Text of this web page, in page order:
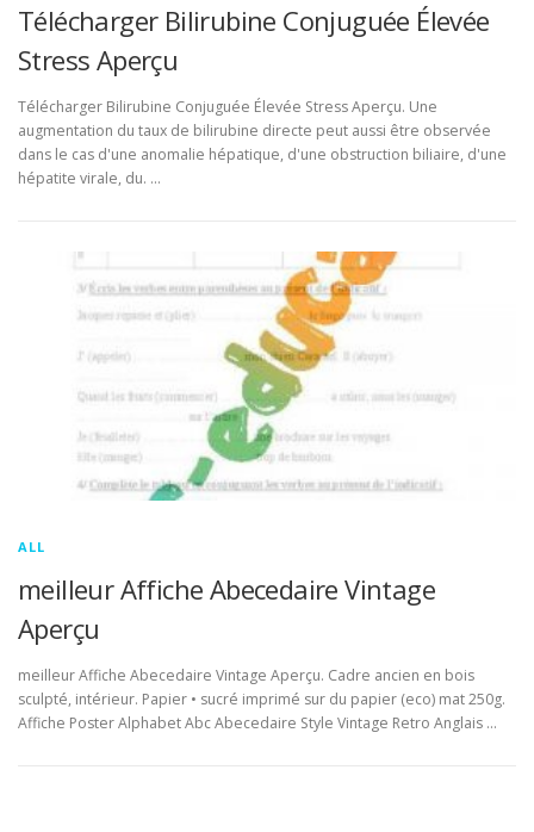
Télécharger Bilirubine Conjuguée Élevée
Stress Aperçu
Télécharger Bilirubine Conjuguée Élevée Stress Aperçu. Une
augmentation du taux de bilirubine directe peut aussi être observée
dans le cas d'une anomalie hépatique, d'une obstruction biliaire, d'une
hépatite virale, du. …
ALL
meilleur Affiche Abecedaire Vintage
Aperçu
meilleur Affiche Abecedaire Vintage Aperçu. Cadre ancien en bois
sculpté, intérieur. Papier • sucré imprimé sur du papier (eco) mat 250g.
Affiche Poster Alphabet Abc Abecedaire Style Vintage Retro Anglais …